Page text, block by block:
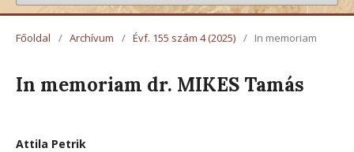
Főoldal / Archívum / Évf. 155 szám 4 (2025) / In memoriam
In memoriam dr. MIKES Tamás
Attila Petrik